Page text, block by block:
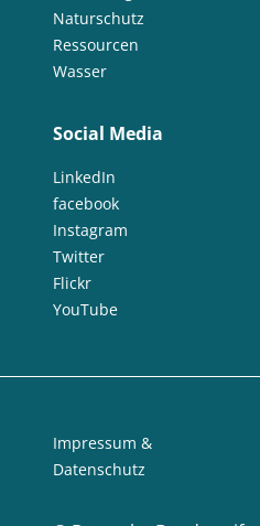
Naturschutz
Ressourcen
Wasser
Social Media
LinkedIn
facebook
Instagram
Twitter
Flickr
YouTube
Impressum &
Datenschutz